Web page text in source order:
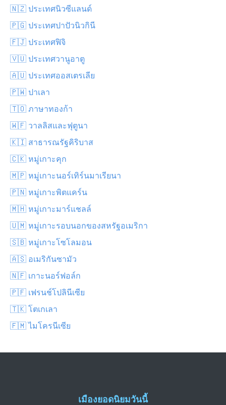
🇳🇿 ประเทศนิวซีแลนด์
🇵🇬 ประเทศปาปัวนิวกินี
🇫🇯 ประเทศฟิจิ
🇻🇺 ประเทศวานูอาตู
🇦🇺 ประเทศออสเตรเลีย
🇵🇼 ปาเลา
🇹🇴 ภาษาทองก้า
🇼🇫 วาลลิสและฟุตูนา
🇰🇮 สาธารณรัฐคิริบาส
🇨🇰 หมู่เกาะคุก
🇲🇵 หมู่เกาะนอร์เทิร์นมาเรียนา
🇵🇳 หมู่เกาะพิตแคร์น
🇲🇭 หมู่เกาะมาร์แชลล์
🇺🇲 หมู่เกาะรอบนอกของสหรัฐอเมริกา
🇸🇧 หมู่เกาะโซโลมอน
🇦🇸 อเมริกันซามัว
🇳🇫 เกาะนอร์ฟอล์ก
🇵🇫 เฟรนช์โปลินีเซีย
🇹🇰 โตเกเลา
🇫🇲 ไมโครนีเซีย
เมืองยอดนิยมวันนี้